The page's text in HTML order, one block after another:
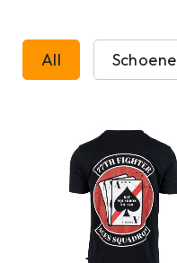
All